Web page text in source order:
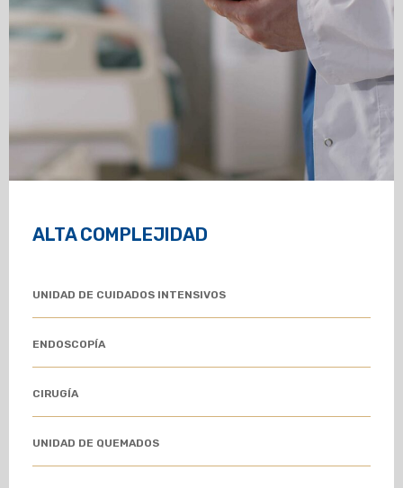
ALTA COMPLEJIDAD
UNIDAD DE CUIDADOS INTENSIVOS
ENDOSCOPÍA
CIRUGÍA
UNIDAD DE QUEMADOS